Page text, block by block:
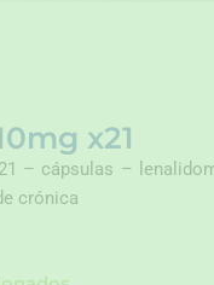
x21
– cápsulas –
crónica